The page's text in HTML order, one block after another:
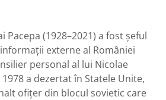
Pacepa (1928–2021) a fost șeful
externe al României
personal al lui Nicolae
1978 a dezertat în Statele Unite,
ofițer din blocul sovietic care